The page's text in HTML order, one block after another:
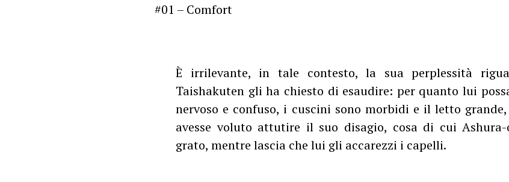
#01 – Comfort
È irrilevante, in tale contesto, la sua perplessità
Taishakuten gli ha chiesto di esaudire: per quanto lui
nervoso e confuso, i cuscini sono morbidi e il letto grande,
avesse voluto attutire il suo disagio, cosa di cui
grato, mentre lascia che lui gli accarezzi i capelli.